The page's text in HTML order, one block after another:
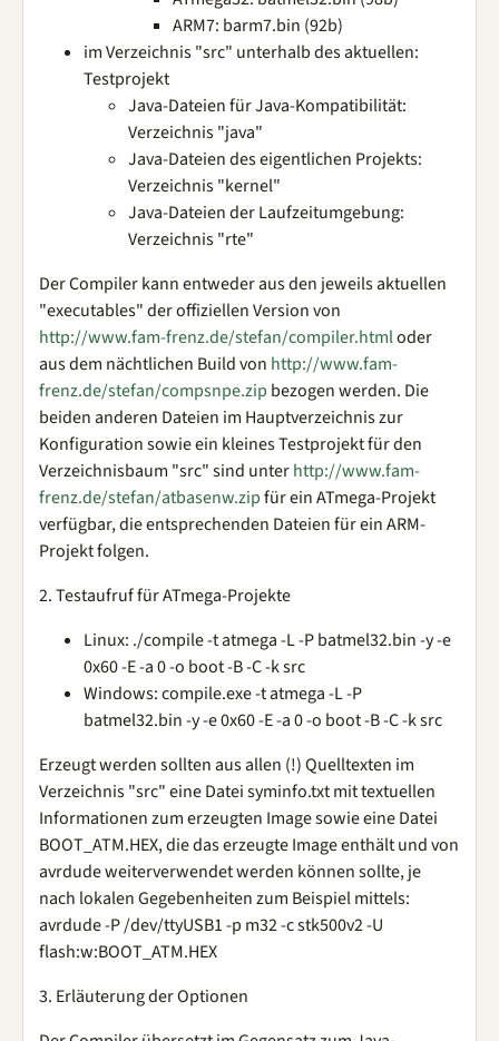
ARM7: barm7.bin (92b)
im Verzeichnis "src" unterhalb des aktuellen:
Testprojekt
Java-Dateien für Java-Kompatibilität:
Verzeichnis "java"
Java-Dateien des eigentlichen Projekts:
Verzeichnis "kernel"
Java-Dateien der Laufzeitumgebung:
Verzeichnis "rte"
Der Compiler kann entweder aus den jeweils aktuellen
"executables" der offiziellen Version von
http://www.fam-frenz.de/stefan/compiler.htmloder
aus dem nächtlichen Build von http://www.fam-
frenz.de/stefan/compsnpe.zip bezogen werden. Die
beiden anderen Dateien im Hauptverzeichnis zur
Konfiguration sowie ein kleines Testprojekt für den
Verzeichnisbaum "src" sind unterhttp://www.fam-
frenz.de/stefan/atbasenw.zipfür ein ATmega-Projekt
verfügbar, die entsprechenden Dateien für ein ARM-
Projekt folgen.
2. Testaufruf für ATmega-Projekte
Linux: ./compile -t atmega -L -P batmel32.bin -y -e
0x60 -E -a 0 -o boot -B -C -k src
Windows: compile.exe -t atmega -L -P
batmel32.bin -y -e 0x60 -E -a 0 -o boot -B -C -k src
Erzeugt werden sollten aus allen (!) Quelltexten im
Verzeichnis "src" eine Datei syminfo.txt mit textuellen
Informationen zum erzeugten Image sowie eine Datei
BOOT_ATM.HEX, die das erzeugte Image enthält und von
avrdude weiterverwendet werden können sollte, je
nach lokalen Gegebenheiten zum Beispiel mittels:
avrdude -P /dev/ttyUSB1 -p m32 -c stk500v2 -U
flash:w:BOOT_ATM.HEX
3. Erläuterung der Optionen